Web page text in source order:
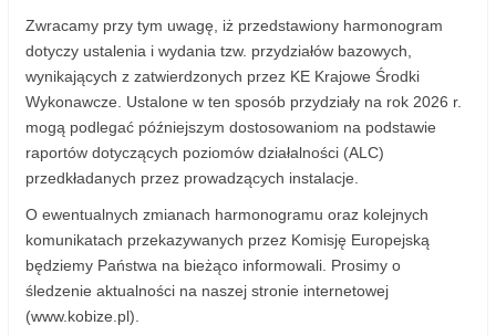
Zwracamy przy tym uwagę, iż przedstawiony harmonogram
dotyczy ustalenia i wydania tzw. przydziałów bazowych,
wynikających z zatwierdzonych przez KE Krajowe Środki
Wykonawcze. Ustalone w ten sposób przydziały na rok 2026 r.
mogą podlegać późniejszym dostosowaniom na podstawie
raportów dotyczących poziomów działalności (ALC)
przedkładanych przez prowadzących instalacje.
O ewentualnych zmianach harmonogramu oraz kolejnych
komunikatach przekazywanych przez Komisję Europejską
będziemy Państwa na bieżąco informowali. Prosimy o
śledzenie aktualności na naszej stronie internetowej
(www.kobize.pl).